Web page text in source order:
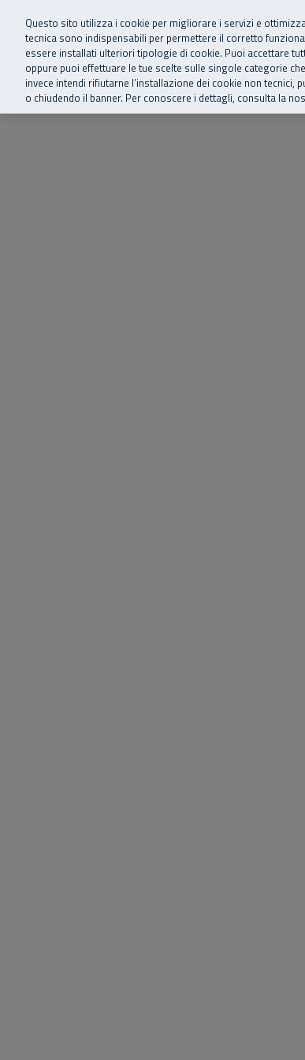
Vai al menu principale
Vai al contenuto principale
Vai al Footer
SuperAbile - il Contact Center Inail per il mondo della
Home Chi siamo
Questo sito utilizza i cookie per migliorare i servizi e
tecnica sono indispensabili per permettere il corretto
essere installati ulteriori tipologie di cookie. Puoi accettare
oppure puoi effettuare le tue scelte sulle singole categorie
invece intendi rifiutarne l’installazione dei cookie non tecnici,
o chiudendo il banner. Per conoscere i dettagli, consulta la